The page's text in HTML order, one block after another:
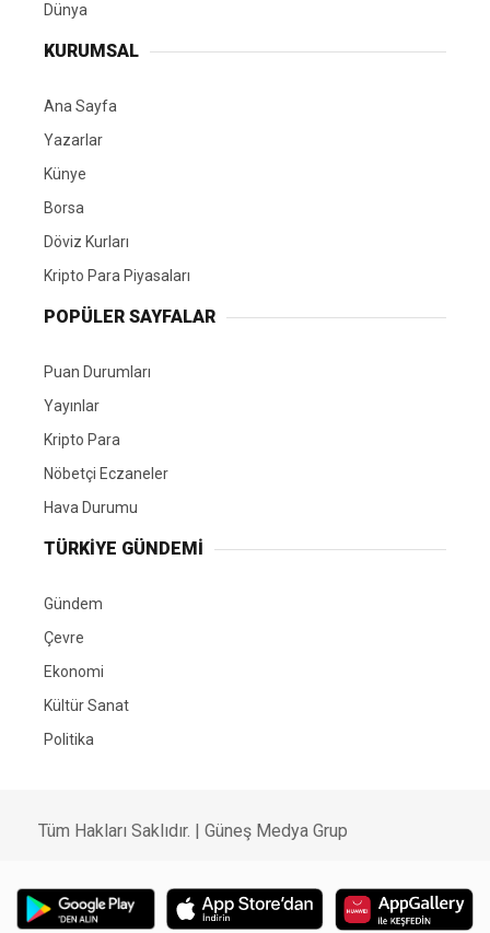
Dünya
KURUMSAL
Ana Sayfa
Yazarlar
Künye
Borsa
Döviz Kurları
Kripto Para Piyasaları
POPÜLER SAYFALAR
Puan Durumları
Yayınlar
Kripto Para
Nöbetçi Eczaneler
Hava Durumu
TÜRKIYE GÜNDEMI
Gündem
Çevre
Ekonomi
Kültür Sanat
Politika
Tüm Hakları Saklıdır. | Güneş Medya Grup